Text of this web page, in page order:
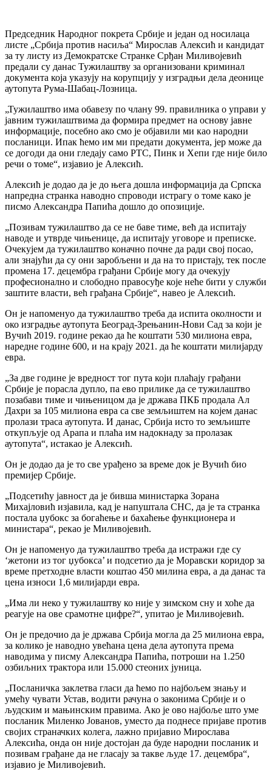
Председник Народног покрета Србије и један од носилаца
листе „Србија против насиља“ Мирослав Алексић и кандидат
за ту листу из Демократске Странке Срђан Миливојевић
предали су данас Тужилаштву за организовани криминал
документа која указују на корупцију у изградњи дела деонице
аутопута Рума-Шабац-Лозница.
„Тужилаштво има обавезу по члану 99. правилника о управи у
јавним тужилаштвима да формира предмет на основу јавне
информације, посебно ако смо је објавили ми као народни
посланици. Ипак ћемо им ми предати документа, јер може да
се догоди да они гледају само РТС, Пинк и Хепи где није било
речи о томе“, изјавио је Алексић.
Алексић је додао да је до њега дошла информација да Српска
напредна странка наводно спроводи истрагу о томе како је
писмо Александра Папића дошло до опозиције.
„Позивам тужилаштво да се не баве тиме, већ да испитају
наводе и утврде чињенице, да испитају уговоре и преписке.
Очекујем да тужилаштво коначно почне да ради свој посао,
али знајући да су они заробљени и да на то пристају, тек после
промена 17. децембра грађани Србије могу да очекују
професионално и слободно правосуђе које неће бити у служби
заштите власти, већ грађана Србије“, навео је Алексић.
Он је напоменуо да тужилаштво треба да испита околности и
око изградње аутопута Београд-Зрењанин-Нови Сад за који је
Вучић 2019. године рекао да ће коштати 530 милиона евра,
наредне године 600, и на крају 2021. да ће коштати милијарду
евра.
„За две године је вредност тог пута који плаћају грађани
Србије је порасла дупло, па ево прилике да се тужилаштво
позабави тиме и чињеницом да је држава ПКБ продала Ал
Дахри за 105 милиона евра са све земљиштем на којем данас
пролази траса аутопута. И данас, Србија исто то земљиште
откупљује од Арапа и плаћа им надокнаду за пролазак
аутопута“, истакао је Алексић.
Он је додао да је то све урађено за време док је Вучић био
премијер Србије.
„Подсетићу јавност да је бивша министарка Зорана
Михајловић изјавила, кад је напуштала СНС, да је та странка
постала џубокс за богаћење и бахаћење функционера и
министара“, рекао је Миливојевић.
Он је напоменуо да тужилаштво треба да истражи где су
‘жетони из тог џубокса’ и подсетио да је Моравски коридор за
време претходне власти коштао 450 милина евра, а да данас та
цена износи 1,6 милијарди евра.
„Има ли неко у тужилаштву ко није у зимском сну и хоће да
реагује на ове срамотне цифре?“, упитао је Миливојевић.
Он је предочио да је држава Србија могла да 25 милиона евра,
за колико је наводно увећана цена дела аутопута према
наводима у писму Александра Папића, потроши на 1.250
озбиљних трактора или 15.000 стеоних јуница.
„Посланичка заклетва гласи да ћемо по најбољем знању и
умећу чувати Устав, водити рачуна о законима Србије и о
људским и мањинским правима. Ако је ово најбоље што уме
посланик Миленко Јованов, уместо да поднесе пријаве против
својих страначких колега, лажно пријавио Мирослава
Алексића, онда он није достојан да буде народни посланик и
позивам грађане да не гласају за такве људе 17. децембра“,
изјавио је Миливојевић.